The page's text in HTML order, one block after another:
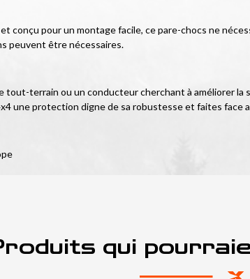
conçu pour un montage facile, ce pare-chocs ne
peuvent être nécessaires.
tout-terrain ou un conducteur cherchant à améliorer
une protection digne de sa robustesse et faites face
qui